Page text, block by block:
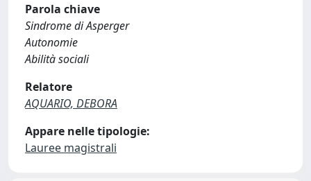
Parola chiave
Sindrome di Asperger
Autonomie
Abilità sociali
Relatore
AQUARIO, DEBORA
Appare nelle tipologie:
Lauree magistrali